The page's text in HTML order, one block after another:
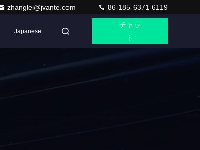
zhanglei@jvante.com 86-185-6371-6119
Japanese
チャッ
ト